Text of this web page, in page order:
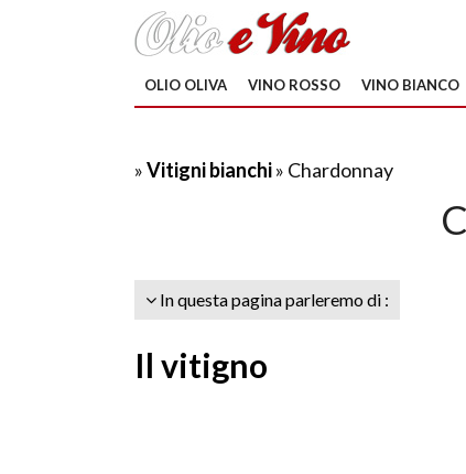
OLIO OLIVA VINO ROSSO VINO BIANCO
»Vitigni bianchi» Chardonnay
In questa pagina parleremo di :
Il vitigno